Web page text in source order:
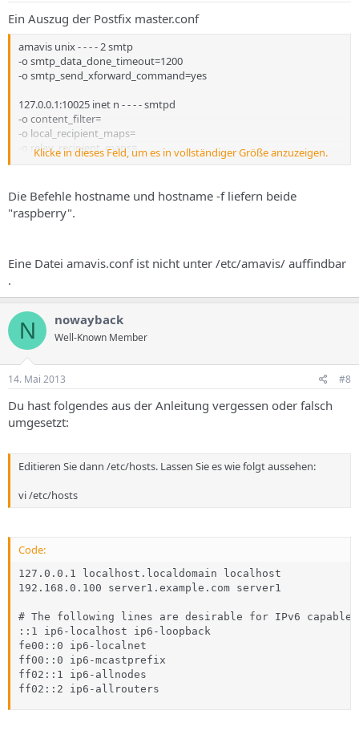
Ein Auszug der Postfix master.conf
amavis unix - - - - 2 smtp
-o smtp_data_done_timeout=1200
-o smtp_send_xforward_command=yes
127.0.0.1:10025 inet n - - - - smtpd
-o content_filter=
-o local_recipient_maps=
-o relay_recipient_maps=
-o smtpd_restriction_classes=
-o smtpd_helo_restrictions=
-o smtpd_sender_restrictions=
-o smtpd_recipient_restrictions=permit_mynetworks,reject
-o
Klicke in dieses Feld, um es in vollständiger Größe anzuzeigen.
Die Befehle hostname und hostname -f liefern beide
"raspberry".
Eine Datei amavis.conf ist nicht unter /etc/amavis/ auffindbar
.
N nowayback
Well-Known Member
14. Mai 2013 #8
Du hast folgendes aus der Anleitung vergessen oder falsch
umgesetzt:
Editieren Sie dann /etc/hosts. Lassen Sie es wie folgt aussehen:
vi /etc/hosts
Code:
127.0.0.1 localhost.localdomain localhost
192.168.0.100 server1.example.com server1
# The following lines are desirable for IPv6 capable
::1 ip6-localhost ip6-loopback
fe00::0 ip6-localnet
ff00::0 ip6-mcastprefix
ff02::1 ip6-allnodes
ff02::2 ip6-allrouters